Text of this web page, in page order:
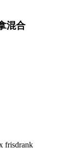
混合
frisdrank